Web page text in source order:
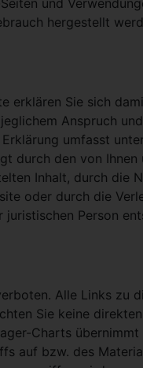
und
hergestellt
erklären Sie sich
Anspruch
umfasst
durch den von Ihnen
Inhalt, durch die
oder durch die
Person
Alle Links zu
Sie keine
Charts
auf bzw. des